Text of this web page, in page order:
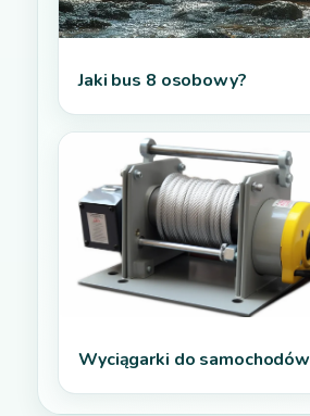
Jaki bus 8 osobowy?
Wyciągarki do samochodów